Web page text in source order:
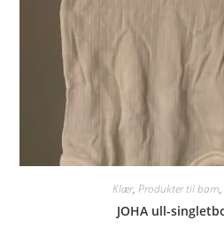
Klær, Produkter til barn,
JOHA ull-